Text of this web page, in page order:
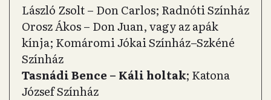
László Zsolt – Don Carlos; Radnóti Színház
Orosz Ákos – Don Juan, vagy az apák
kínja; Komáromi Jókai Színház–Szkéné
Színház
Tasnádi Bence – Káli holtak; Katona
József Színház